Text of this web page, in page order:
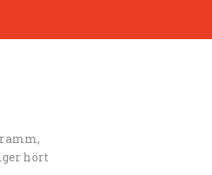
hört